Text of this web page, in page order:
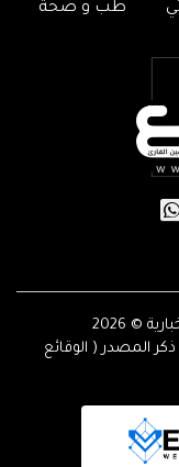
طب و صحة
© 2026
المصدر ( الوقائع